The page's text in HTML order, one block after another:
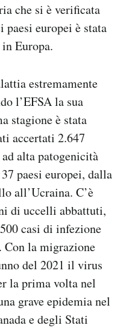
che si è verificata
paesi europei è stata
in Europa.
estremamente
l’EFSA la sua
stagione è stata
accertati 2.647
alta patogenicità
paesi europei, dalla
all’Ucraina. C’è
di uccelli abbattuti,
casi di infezione
la migrazione
del 2021 il virus
la prima volta nel
grave epidemia nel
e degli Stati